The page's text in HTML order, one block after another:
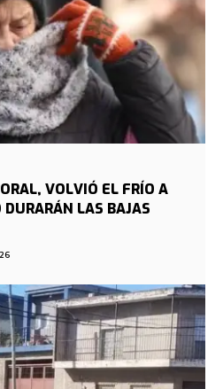
VOLVIÓ EL FRÍO A
LAS BAJAS